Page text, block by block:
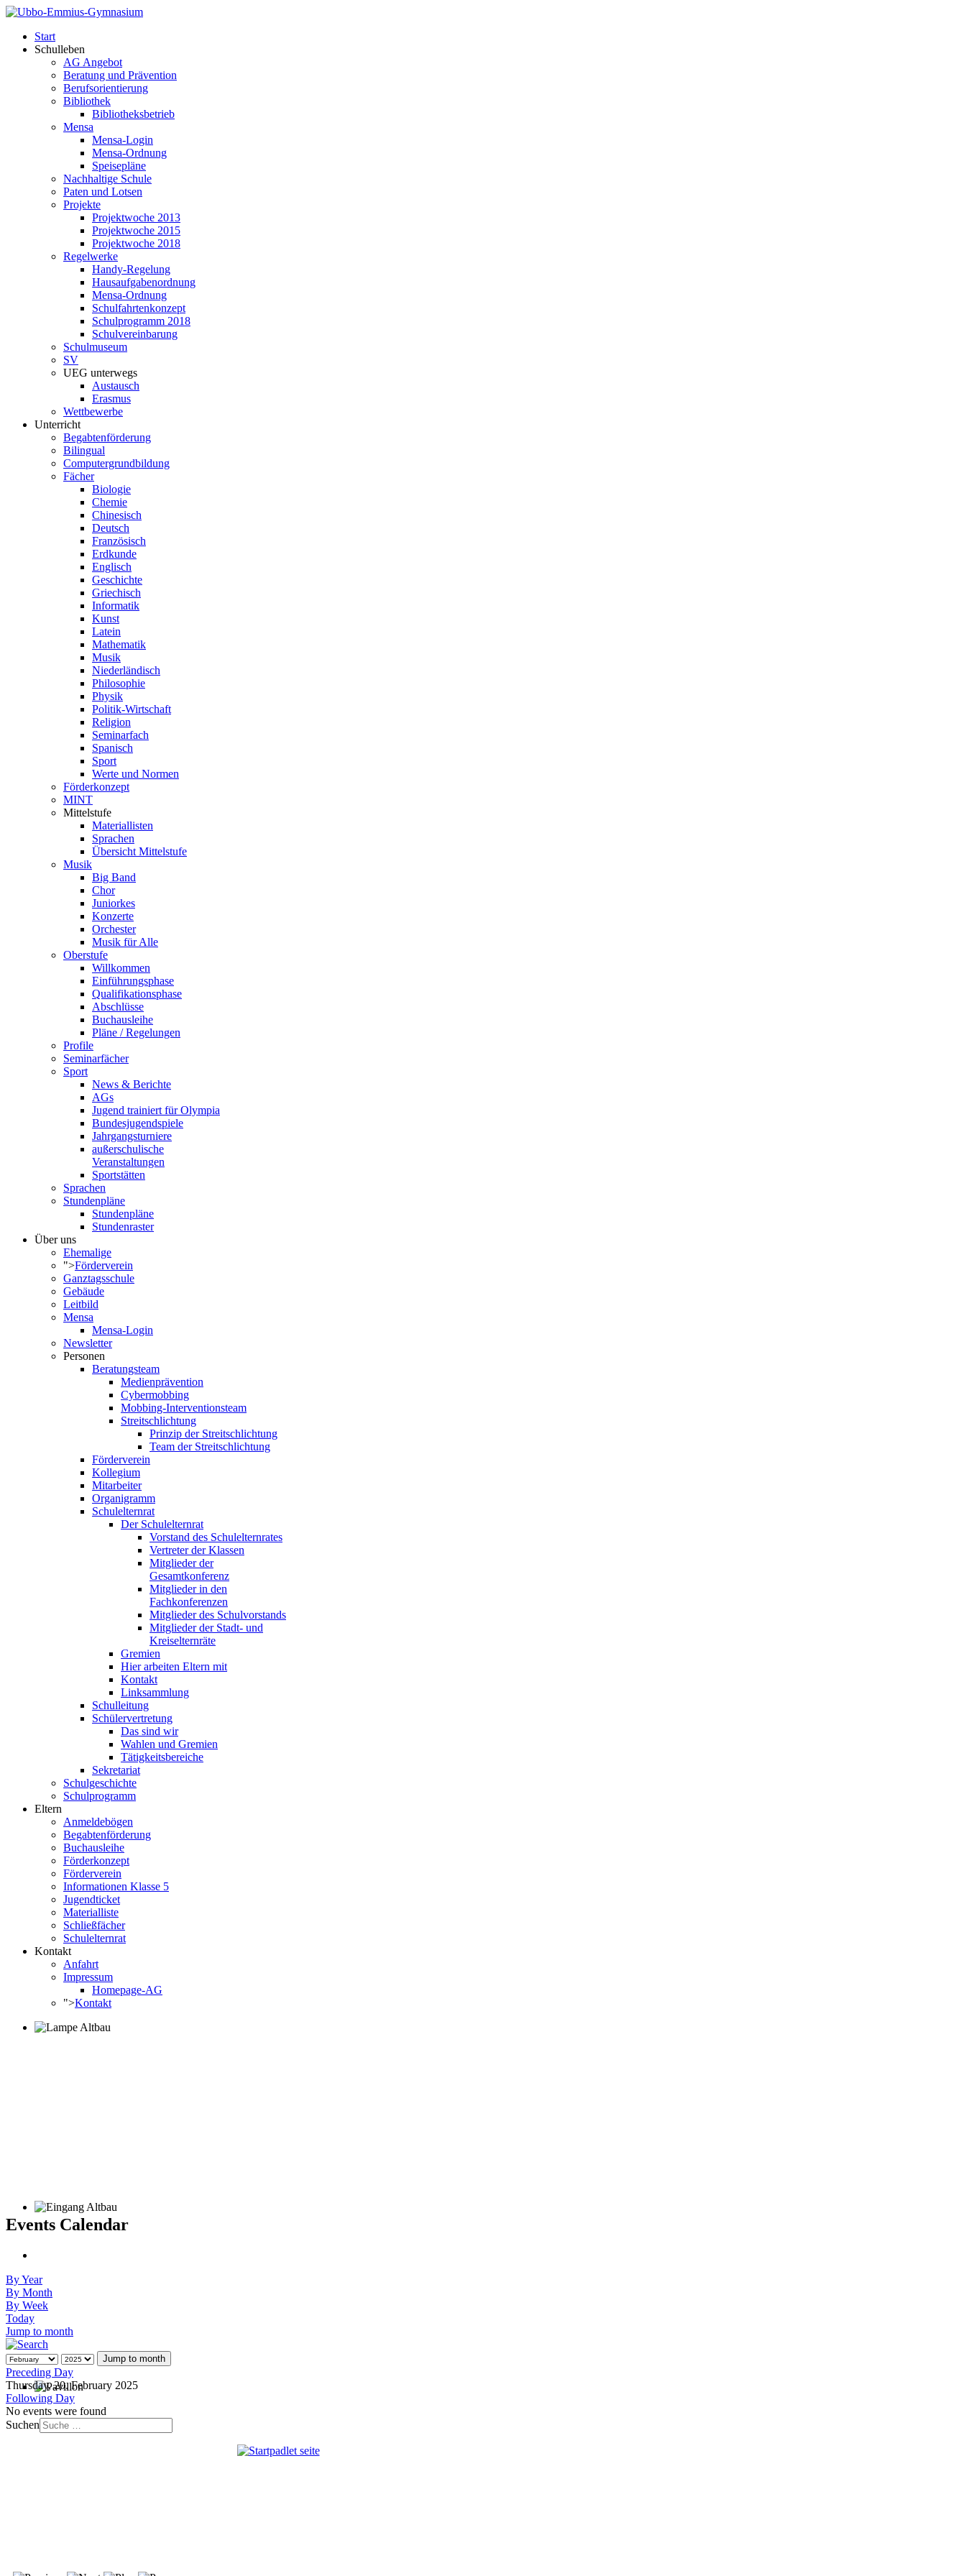
Start
Schulleben
AG Angebot
Beratung und Prävention
Berufsorientierung
Bibliothek
Bibliotheksbetrieb
Mensa
Mensa-Login
Mensa-Ordnung
Speisepläne
Nachhaltige Schule
Paten und Lotsen
Projekte
Projektwoche 2013
Projektwoche 2015
Projektwoche 2018
Regelwerke
Handy-Regelung
Hausaufgabenordnung
Mensa-Ordnung
Schulfahrtenkonzept
Schulprogramm 2018
Schulvereinbarung
Schulmuseum
SV
UEG unterwegs
Austausch
Erasmus
Wettbewerbe
Unterricht
Begabtenförderung
Bilingual
Computergrundbildung
Fächer
Biologie
Chemie
Chinesisch
Deutsch
Französisch
Erdkunde
Englisch
Geschichte
Griechisch
Informatik
Kunst
Latein
Mathematik
Musik
Niederländisch
Philosophie
Physik
Politik-Wirtschaft
Religion
Seminarfach
Spanisch
Sport
Werte und Normen
Förderkonzept
MINT
Mittelstufe
Materiallisten
Sprachen
Übersicht Mittelstufe
Musik
Big Band
Chor
Juniorkes
Konzerte
Orchester
Musik für Alle
Oberstufe
Willkommen
Einführungsphase
Qualifikationsphase
Abschlüsse
Buchausleihe
Pläne / Regelungen
Profile
Seminarfächer
Sport
News & Berichte
AGs
Jugend trainiert für Olympia
Bundesjugendspiele
Jahrgangsturniere
außerschulische
Veranstaltungen
Sportstätten
Sprachen
Stundenpläne
Stundenpläne
Stundenraster
Über uns
Ehemalige
">Förderverein
Ganztagsschule
Gebäude
Leitbild
Mensa
Mensa-Login
Newsletter
Personen
Beratungsteam
Medienprävention
Cybermobbing
Mobbing-Interventionsteam
Streitschlichtung
Prinzip der Streitschlichtung
Team der Streitschlichtung
Förderverein
Kollegium
Mitarbeiter
Organigramm
Schulelternrat
Der Schulelternrat
Vorstand des Schulelternrates
Vertreter der Klassen
Mitglieder der
Gesamtkonferenz
Mitglieder in den
Fachkonferenzen
Mitglieder des Schulvorstands
Mitglieder der Stadt- und
Kreiselternräte
Gremien
Hier arbeiten Eltern mit
Kontakt
Linksammlung
Schulleitung
Schülervertretung
Das sind wir
Wahlen und Gremien
Tätigkeitsbereiche
Sekretariat
Schulgeschichte
Schulprogramm
Eltern
Anmeldebögen
Begabtenförderung
Buchausleihe
Förderkonzept
Förderverein
Informationen Klasse 5
Jugendticket
Materialliste
Schließfächer
Schulelternrat
Kontakt
Anfahrt
Impressum
Homepage-AG
">Kontakt
Events Calendar
By Year
By Month
By Week
Today
Jump to month
Jump to month
Preceding Day
Thursday, 20. February 2025
Following Day
No events were found
Suchen